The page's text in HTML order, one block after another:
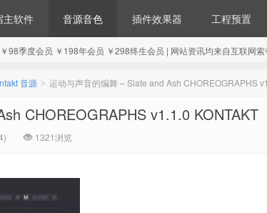
主软件 音源音色 插件效果器 工程预置
98季度会员 ￥198年会员 ￥298终生会员 | 网站资讯均来自互联网
音源 > 运动与声音的编舞 – Slate and Ash CHOREOGRAPHS
CHOREOGRAPHS v1.1.0 KONTAKT
1321浏览